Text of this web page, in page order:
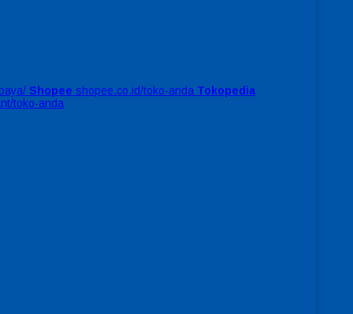
Shopee shopee.co.id/toko-anda Tokopedia
toko-anda